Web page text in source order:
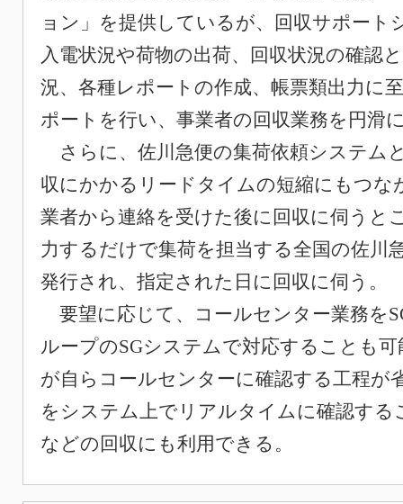
ョン」を提供しているが、回収サポート
入電状況や荷物の出荷、回収状況の確認
況、各種レポートの作成、帳票類出力に
ポートを行い、事業者の回収業務を円滑
さらに、佐川急便の集荷依頼システム
収にかかるリードタイムの短縮にもつな
業者から連絡を受けた後に回収に伺うと
力するだけで集荷を担当する全国の佐川
発行され、指定された日に回収に伺う。
要望に応じて、コールセンター業務を
ループのSGシステムで対応することも
が自らコールセンターに確認する工程が
をシステム上でリアルタイムに確認する
などの回収にも利用できる。